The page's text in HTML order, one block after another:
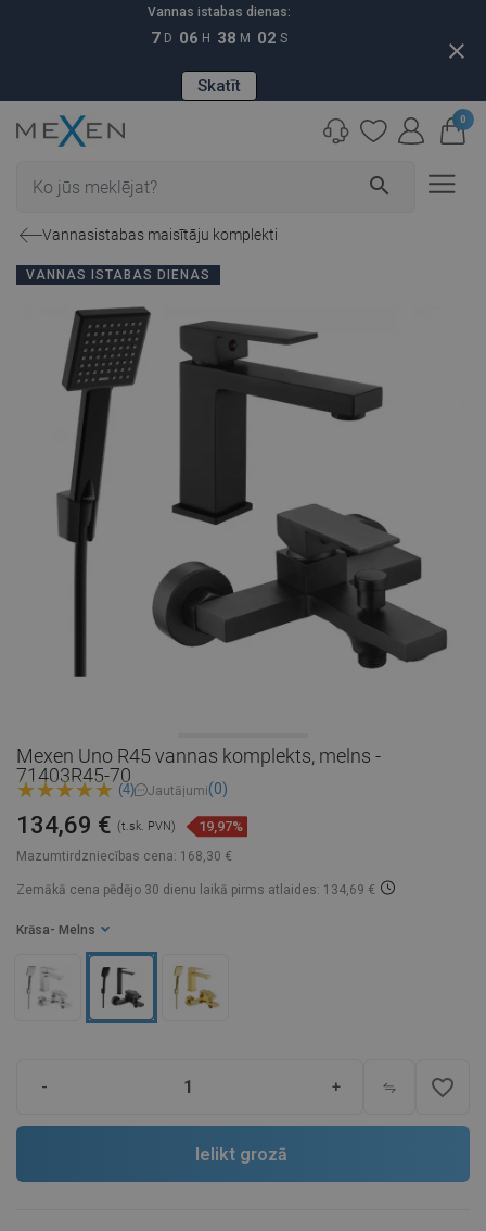
Vannas istabas dienas:
7 D 06 H 38 M 01 S
Skatīt
close
search
0
Vannasistabas maisītāju komplekti
VANNAS ISTABAS DIENAS
Mexen Uno R45 vannas komplekts, melns -
71403R45-70
(4) Jautājumi(0)
Mazumtirdzniecības cena: 168,30 €
134,69 € (t.sk. PVN) 19,97%
Zemākā cena pēdējo 30 dienu laikā pirms atlaides: 134,69 €
Krāsa - Melns
- + favorite_border
Ielikt grozā